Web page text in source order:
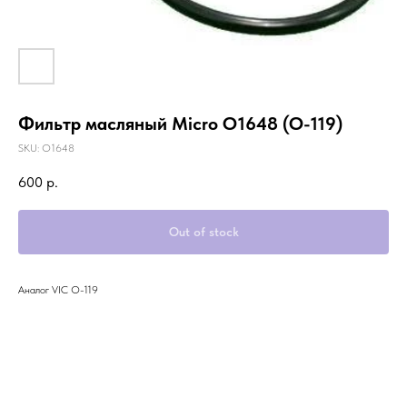
Фильтр масляный Micro O1648 (O-119)
SKU: O1648
600 р.
Out of stock
Аналог VIC O-119